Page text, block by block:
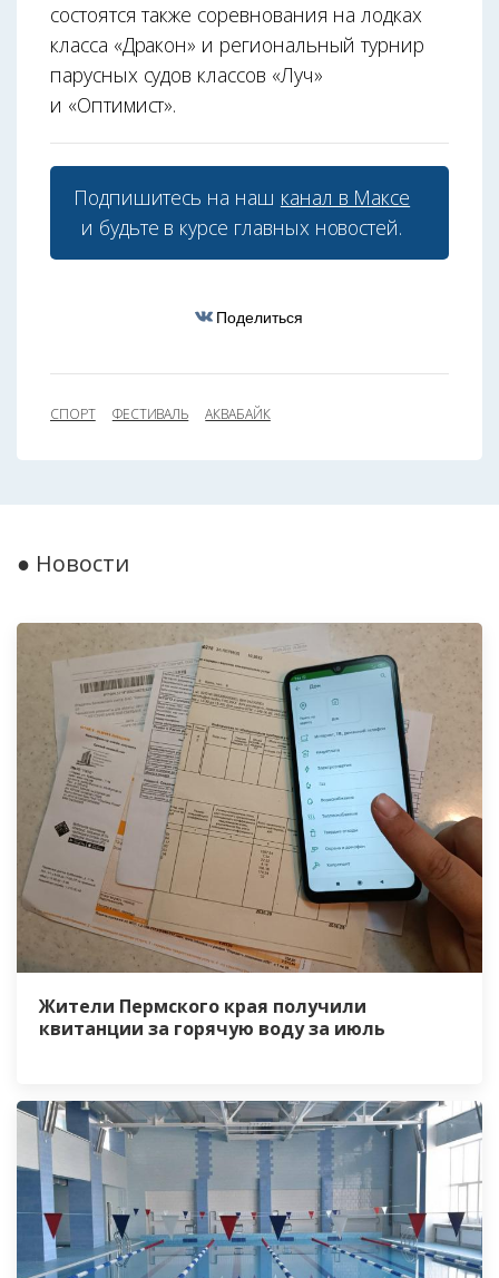
состоятся также соревнования на лодках
класса «Дракон» и региональный турнир
парусных судов классов «Луч»
и «Оптимист».
Подпишитесь на наш канал в Максе
и будьте в курсе главных новостей.
Поделиться
СПОРТ ФЕСТИВАЛЬ АКВАБАЙК
● Новости
Жители Пермского края получили
квитанции за горячую воду за июль